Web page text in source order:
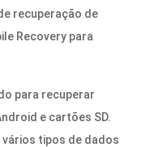
recuperação de
Recovery para
para recuperar
e cartões SD.
tipos de dados